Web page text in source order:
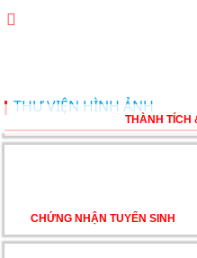
bạn khám phá
TƯ VẤN DU
THƯ VIỆN HÌNH ẢNH
THÀNH TÍCH
CHỨNG NHẬN TUYỂN SINH